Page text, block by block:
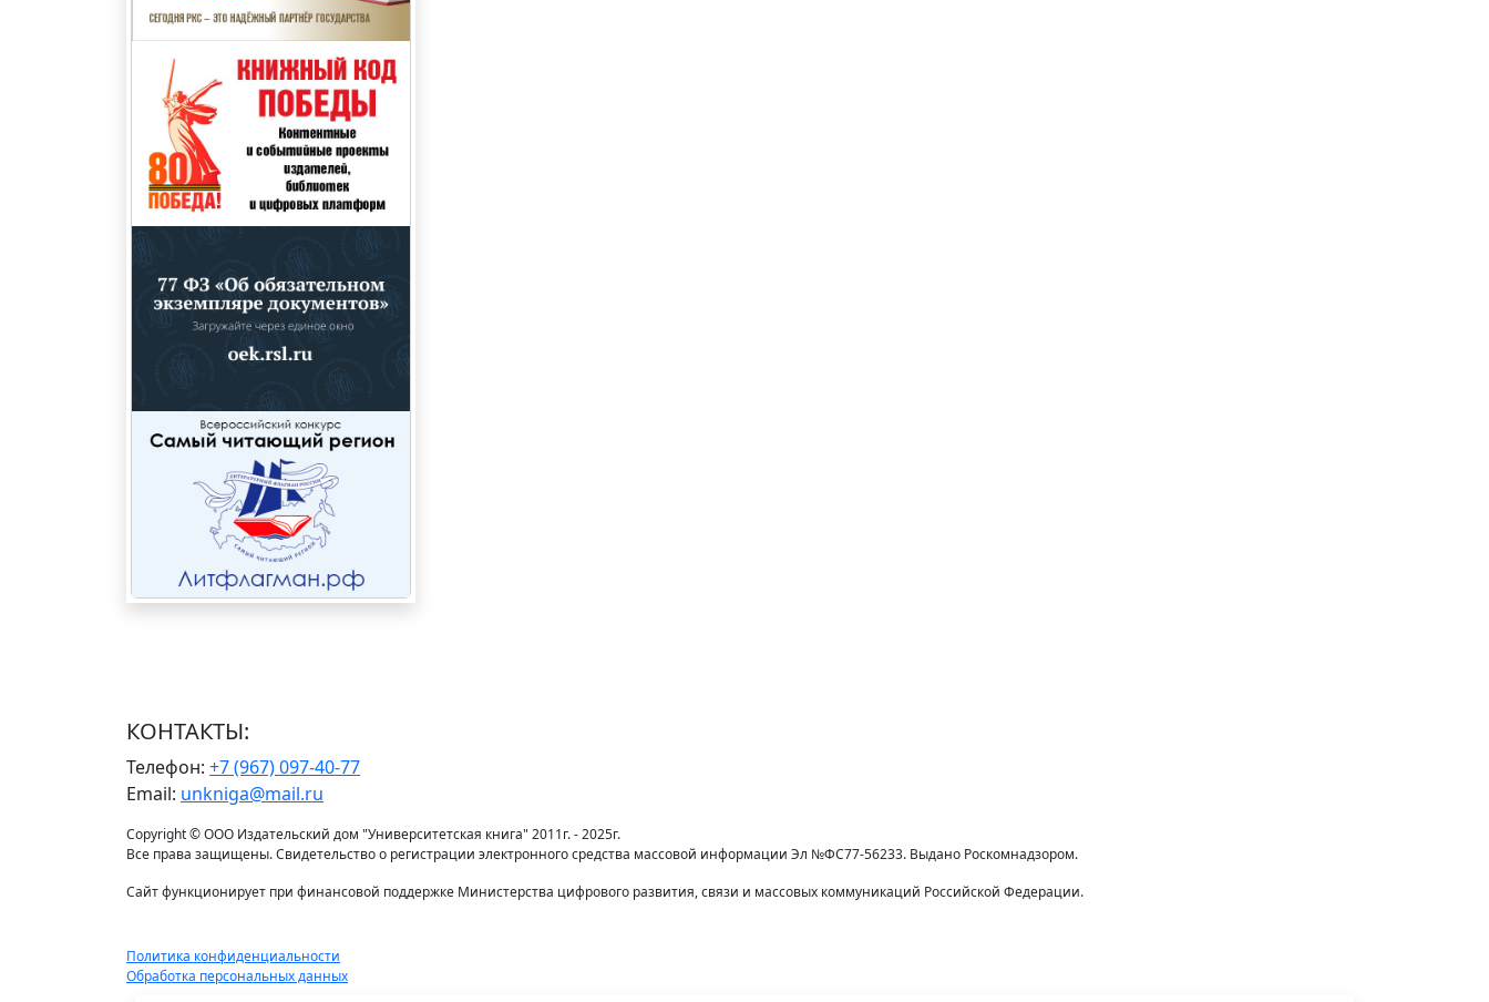
КОНТАКТЫ:
Телефон: +7 (967) 097-40-77
Email: unkniga@mail.ru
Copyright © ООО Издательский дом "Университетская книга" 2011г. - 2025г.
Все права защищены. Свидетельство о регистрации электронного средства массовой информации Эл №ФС77-56233. Выдано Роскомнадзором.
Сайт функционирует при финансовой поддержке Министерства цифрового развития, связи и массовых коммуникаций Российской Федерации.
Политика конфиденциальности
Обработка персональных данных